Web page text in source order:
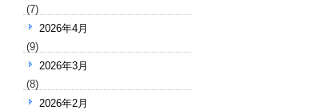
(7)
2026年4月
(9)
2026年3月
(8)
2026年2月